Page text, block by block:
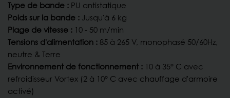
Type de bande : PU antistatique
Poids sur la bande : Jusqu'à 6 kg
Plage de vitesse : 10 - 50 m/min
Tensions d'alimentation : 85 à 265 V, monophasé 50/60Hz,
neutre & Terre
Environnement de fonctionnement : 10 à 35° C avec
refroidisseur Vortex (2 à 10° C avec chauffage d'armoire
activé)